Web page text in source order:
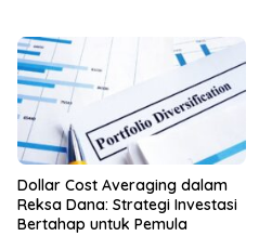
DIY
Dollar Cost Averaging dalam
Reksa Dana: Strategi Investasi
Bertahap untuk Pemula